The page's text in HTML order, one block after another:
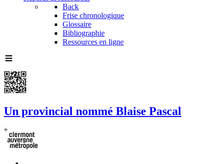
Back
Frise chronologique
Glossaire
Bibliographie
Ressources en ligne
Un provincial nommé Blaise Pascal